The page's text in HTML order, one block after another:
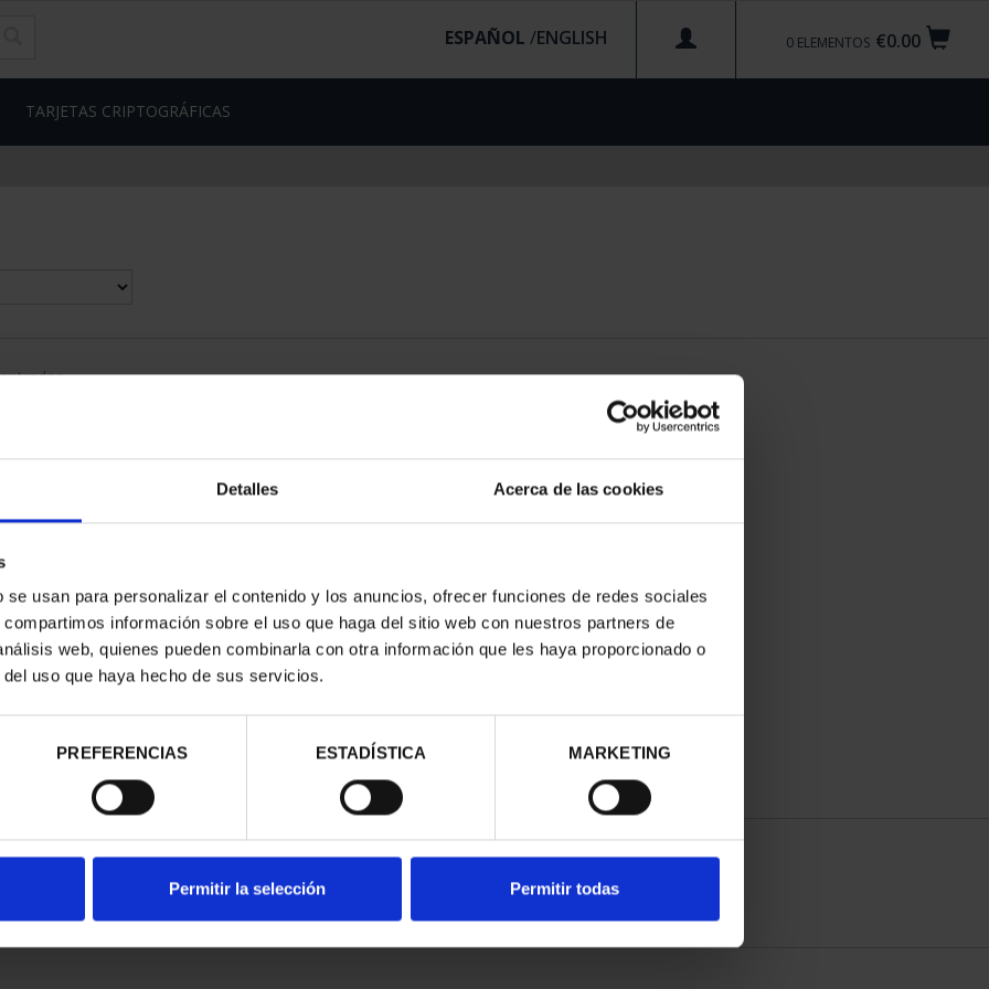
Detalles Acerca de las cookies
usan para personalizar el contenido y los anuncios, ofrecer funciones de redes sociales
información sobre el uso que haga del sitio web con nuestros partners de
web, quienes pueden combinarla con otra información que les haya proporcionado o
uso que haya hecho de sus servicios.
PREFERENCIAS ESTADÍSTICA MARKETING
Permitir la selección Permitir todas
€0.00
0 ELEMENTOS
ESPAÑOL /
TARJETAS CRIPTOGRÁFICAS
CIUDADES
DE LA HU...
€
registrados